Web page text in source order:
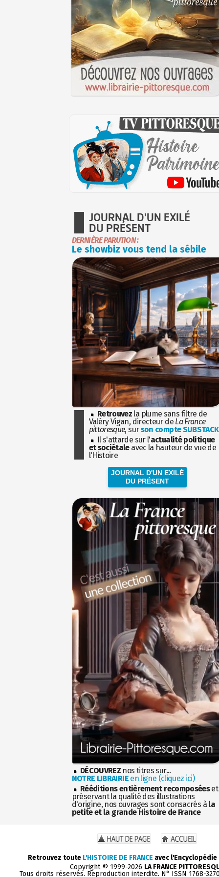
JOURNAL D'UN EXILÉ
DU PRÉSENT
DERNIÈRE PARUTION :
Le showbiz vous tend la sébile
Retrouvez la plume sans filtre de
Valéry Vigan, directeur de La France
pittoresque, surson compte SUBSTACK
Il s'attarde sur l'actualité politique
et sociétaleavec la hauteur de vue de
l'Histoire
JOURNAL D'UN EXILÉ
DU PRÉSENT
DÉCOUVREZ nos titres sur...
NOTRE LIBRAIRIEen ligne (cliquez ici)
Rééditions entièrement recomposéeset
préservant la qualité des illustrations
d'origine, nos ouvrages sont consacrés à la
petite et la grande Histoire de France
Retrouvez toute L'HISTOIRE DE FRANCE avec
Copyright © 1999-2026 LA FRANCE
Tous droits réservés. Reproduction interdite. N° ISSN 1768-